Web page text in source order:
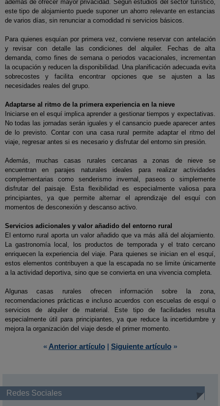
además de ofrecer mayor privacidad. Según estudios del sector turístico,
este tipo de alojamiento puede suponer un ahorro relevante en estancias
de varios días, sin renunciar a comodidad ni servicios básicos.
Para quienes esquían por primera vez, conviene reservar con antelación
y revisar con detalle las condiciones del alquiler. Fechas de alta
demanda, como fines de semana o periodos vacacionales, incrementan
la ocupación y reducen la disponibilidad. Una planificación adecuada evita
sobrecostes y facilita encontrar opciones que se ajusten a las
necesidades reales del grupo.
Adaptarse al ritmo de la primera experiencia en la nieve
Iniciarse en el esquí implica aprender a gestionar tiempos y expectativas.
No todas las jornadas serán iguales y el cansancio puede aparecer antes
de lo previsto. Contar con una casa rural permite adaptar el ritmo del
viaje, regresar antes si es necesario y disfrutar del entorno sin presión.
Además, muchas casas rurales cercanas a zonas de nieve se
encuentran en parajes naturales ideales para realizar actividades
complementarias como senderismo invernal, paseos o simplemente
disfrutar del paisaje. Esta flexibilidad es especialmente valiosa para
principiantes, ya que permite alternar el aprendizaje del esquí con
momentos de desconexión y descanso activo.
Servicios adicionales y valor añadido del entorno rural
El entorno rural aporta un valor añadido que va más allá del alojamiento.
La gastronomía local, los productos de temporada y el trato cercano
enriquecen la experiencia del viaje. Para quienes se inician en el esquí,
estos elementos contribuyen a que la escapada no se limite únicamente
a la actividad deportiva, sino que se convierta en una vivencia completa.
Algunas casas rurales ofrecen información sobre la zona,
recomendaciones prácticas e incluso acuerdos con escuelas de esquí o
servicios de alquiler de material. Este tipo de facilidades resulta
especialmente útil para principiantes, ya que reduce la incertidumbre y
mejora la organización del viaje desde el primer momento.
« Anterior artículo| Siguiente artículo»
Redes Sociales